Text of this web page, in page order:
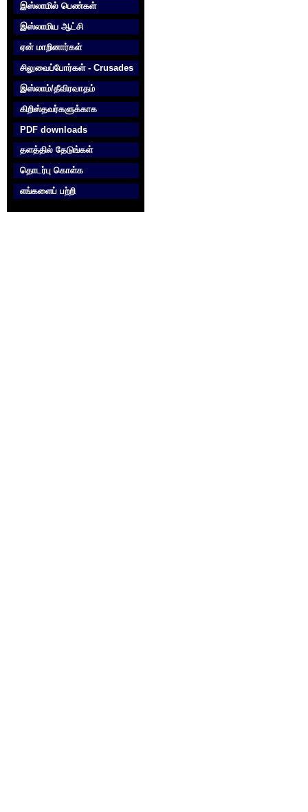
இஸ்லாமில் பெண்கள்
இஸ்லாமிய ஆட்சி
ஏன் மாறினார்கள்
சிலுவைப்போர்கள் - Crusades
இஸ்லாம்/தீவிரவாதம்
கிறிஸ்தவர்களுக்காக‌
PDF downloads
தளத்தில் தேடுங்கள்
தொடர்பு கொள்க‌
எங்களைப் பற்றி